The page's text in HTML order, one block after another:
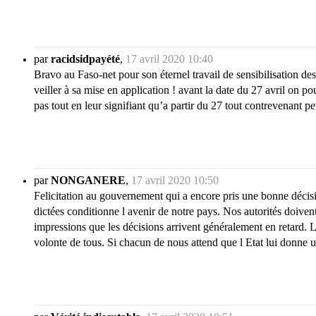
parracidsidpayété, 17 avril 2020 10:40
Bravo au Faso-net pour son éternel travail de sensibilisation
veiller à sa mise en application ! avant la date du 27 avril on
pas tout en leur signifiant qu’a partir du 27 tout contrevenant
parNONGANERE, 17 avril 2020 10:50
Felicitation au gouvernement qui a encore pris une bonne
dictées conditionne l avenir de notre pays. Nos autorités
impressions que les décisions arrivent généralement en
volonte de tous. Si chacun de nous attend que l Etat lui donne